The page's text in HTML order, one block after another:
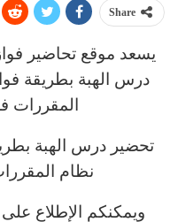
Share
يسعد موقع تحاضير
المقررات
نظام
ويمكنكم الإطلاع